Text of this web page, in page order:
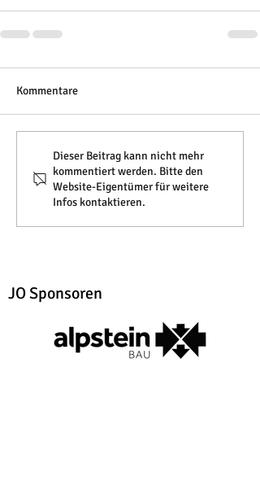
Kommentare
Dieser Beitrag kann nicht mehr
kommentiert werden. Bitte den
Website-Eigentümer für weitere
Infos kontaktieren.
JO Sponsoren